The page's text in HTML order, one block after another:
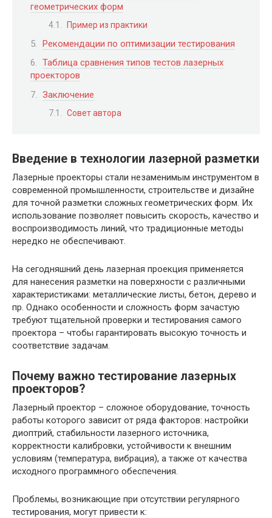
геометрических форм
Пример из практики
Рекомендации по оптимизации тестирования
Таблица сравнения типов тестов лазерных
проекторов
Заключение
Совет автора
Введение в технологии лазерной разметки
Лазерные проекторы стали незаменимым инструментом в
современной промышленности, строительстве и дизайне
для точной разметки сложных геометрических форм. Их
использование позволяет повысить скорость, качество и
воспроизводимость линий, что традиционные методы
нередко не обеспечивают.
На сегодняшний день лазерная проекция применяется
для нанесения разметки на поверхности с различными
характеристиками: металлические листы, бетон, дерево и
пр. Однако особенности и сложность форм зачастую
требуют тщательной проверки и тестирования самого
проектора – чтобы гарантировать высокую точность и
соответствие задачам.
Почему важно тестирование лазерных
проекторов?
Лазерный проектор – сложное оборудование, точность
работы которого зависит от ряда факторов: настройки
диоптрий, стабильности лазерного источника,
корректности калибровки, устойчивости к внешним
условиям (температура, вибрация), а также от качества
исходного программного обеспечения.
Проблемы, возникающие при отсутствии регулярного
тестирования, могут привести к: